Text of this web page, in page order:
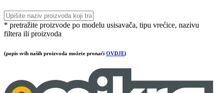
* pretražite proizvode po modelu usisavača, tipu vrećice, nazivu
filtera ili proizvoda
(popis svih naših proizvoda možete pronaći OVDJE)